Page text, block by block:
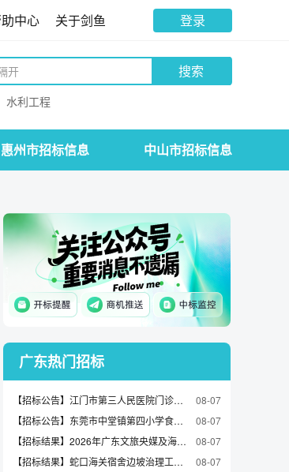
中心 关于剑鱼 登录
搜索
水利工程
惠州市招标信息 中山市招标信息
广东热门招标
【招标公告】江门市第三人民医院门诊医技综合大楼二次装修改造工程项目(二次)竞争性磋商公告
08-07
【招标公告】东莞市中堂镇第四小学食堂食材配送服务项目招标公告
08-07
【招标结果】2026年广东文旅央媒及海外重点城市大屏广告投放项目结果公告
08-07
【招标结果】蛇口海关宿舍边坡治理工程施工中标结果公示
08-07